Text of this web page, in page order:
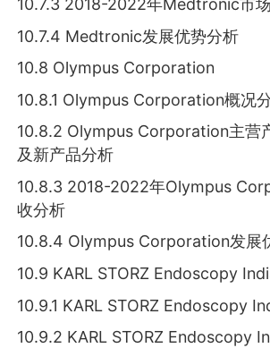
10.7.3 2018-2022年Medtronic市
10.7.4 Medtronic发展优势分析
10.8 Olympus Corporation
10.8.1 Olympus Corporation概况
10.8.2 Olympus Corporation主营
及新产品分析
10.8.3 2018-2022年Olympus
收分析
10.8.4 Olympus Corporation发展
10.9 KARL STORZ Endoscopy
10.9.1 KARL STORZ Endoscopy
10.9.2 KARL STORZ Endoscopy